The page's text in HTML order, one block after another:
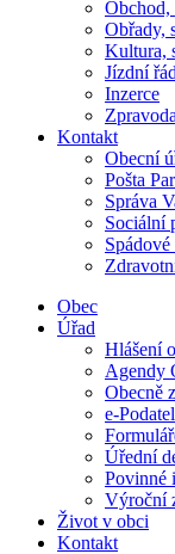
Obchod,
Obřady,
Kultura,
Jízdní
Inzerce
Kontakt
Obecní
Pošta
Správa
Sociální
Obec
Úřad
Hlášení
Agendy
Obecně
e-
Úřední
Povinné
Výroční
Život v obci
Kontakt